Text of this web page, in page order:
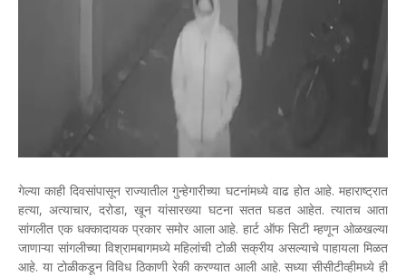
गेल्या काही दिवसांपासून राज्यातील गुन्हेगारीच्या घटनांमध्ये वाढ होत आहे. महाराष्ट्रात
हत्या, अत्याचार, दरोडा, खून यांसारख्या घटना सतत घडत आहेत. त्यातच आता
सांगलीत एक धक्कादायक प्रकार समोर आला आहे. हार्ट ऑफ सिटी म्हणून ओळखल्या
जाणाऱ्या सांगलीच्या विश्रामबागमध्ये महिलांची टोळी सक्रीय असल्याचे पाहायला मिळत
आहे. या टोळीकडून विविध ठिकाणी रेकी करण्यात आली आहे. सध्या सीसीटीव्हीमध्ये ही